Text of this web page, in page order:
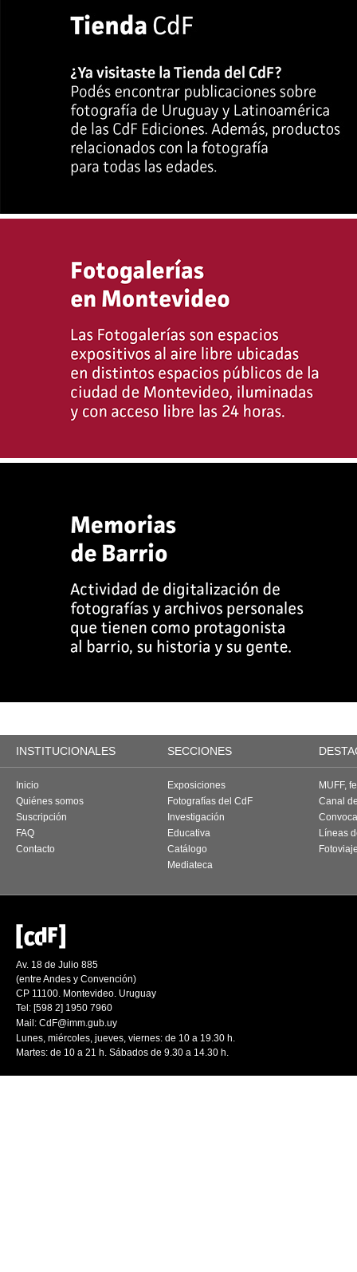
INSTITUCIONALES SECCIONES
Inicio
Quiénes somos
Suscripción
FAQ
Contacto
Exposiciones
Fotografías del CdF
Investigación
Educativa
Catálogo
Mediateca
MUFF,
Canal
Líneas
Av. 18 de Julio 885
(entre Andes y Convención)
CP 11100. Montevideo. Uruguay
Tel: [598 2] 1950 7960
Mail: CdF@imm.gub.uy
Lunes, miércoles, jueves, viernes: de 10 a 19.30 h.
Martes: de 10 a 21 h. Sábados de 9.30 a 14.30 h.